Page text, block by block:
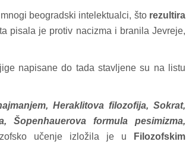
beogradski intelektualci, što rezultira
pisala je protiv nacizma i branila Jevreje,
napisane do tada stavljene su na listu
Heraklitova filozofija, Sokrat,
formula pesimizma,
učenje izložila je u
Filozofskim